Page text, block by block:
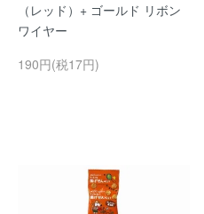
（レッド）+ ゴールド リボン
ワイヤー
190円(税17円)